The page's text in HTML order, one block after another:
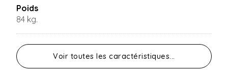
Poids
84 kg.
Voir toutes les caractéristiques...